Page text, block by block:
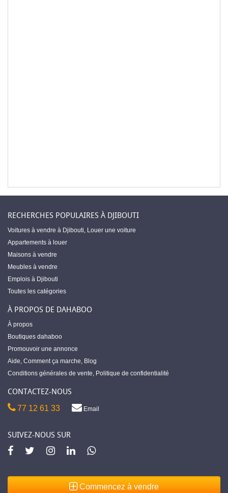
RECHERCHES POPULAIRES À DJIBOUTI
Voitures à vendre à Djibouti, Louer une voiture
Appartements à louer
Maisons à vendre
Meubles à vendre
Emplois à Djibouti
Toutes les catégories
À PROPOS DE DAHABOO
À propos
Boutiques dahaboo
Promouvoir une annonce
Aide, Comment ça marche, Blog
Conditions générales de vente, Politique de confidentialité
CONTACTEZ-NOUS
77 12 61 33 Email
SUIVEZ-NOUS SUR
Commencez à vendre